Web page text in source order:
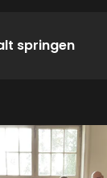
springen
Home